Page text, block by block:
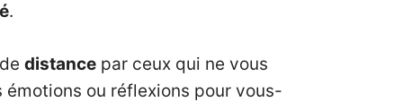
.
distance par ceux qui ne vous
ou réflexions pour vous-